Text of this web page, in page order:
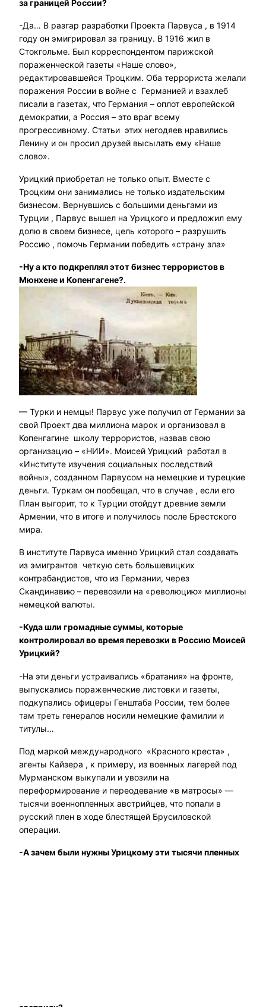
за границей России?
-Да… В разгар разработки Проекта Парвуса , в 1914
году он эмигрировал за границу. В 1916 жил в
Стокгольме. Был корреспондентом парижской
пораженческой газеты «Наше слово»,
редактировавшейся Троцким. Оба террориста желали
поражения России в войне с Германией и взахлеб
писали в газетах, что Германия – оплот европейской
демократии, а Россия – это враг всему
прогрессивному. Статьи этих негодяев нравились
Ленину и он просил друзей высылать ему «Наше
слово».
Урицкий приобретал не только опыт. Вместе с
Троцким они занимались не только издательским
бизнесом. Вернувшись с большими деньгами из
Турции , Парвус вышел на Урицкого и предложил ему
долю в своем бизнесе, цель которого – разрушить
Россию , помочь Германии победить «страну зла»
-Ну а кто подкреплял этот бизнес террористов в
Мюнхене и Копенгагене?.
— Турки и немцы! Парвус уже получил от Германии за
свой Проект два миллиона марок и организовал в
Копенгагине школу террористов, назвав свою
организацию – «НИИ». Моисей Урицкий работал в
«Институте изучения социальных последствий
войны», созданном Парвусом на немецкие и турецкие
деньги. Туркам он пообещал, что в случае , если его
План выгорит, то к Турции отойдут древние земли
Армении, что в итоге и получилось после Брестского
мира.
В институте Парвуса именно Урицкий стал создавать
из эмигрантов четкую сеть большевицких
контрабандистов, что из Германии, через
Скандинавию – перевозили на «революцию» миллионы
немецкой валюты.
-Куда шли громадные суммы, которые
контролировал во время перевозки в Россию Моисей
Урицкий?
-На эти деньги устраивались «братания» на фронте,
выпускались пораженческие листовки и газеты,
подкупались офицеры Генштаба России, тем более
там треть генералов носили немецкие фамилии и
титулы…
Под маркой международного «Красного креста» ,
агенты Кайзера , к примеру, из военных лагерей под
Мурманском выкупали и увозили на
переформирование и переодевание «в матросы» —
тысячи военнопленных австрийцев, что попали в
русский плен в ходе блестящей Брусиловской
операции.
-А зачем были нужны Урицкому эти тысячи пленных